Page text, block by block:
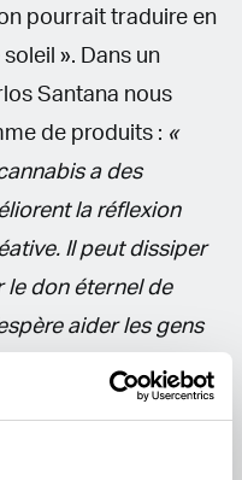
pourrait traduire en
». Dans un
Santana nous
de produits : «
a des
la réflexion
Il peut dissiper
le don éternel de
aider les gens
porte d'entrée pour
avec des